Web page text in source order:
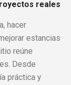
reales
hacer
estancias
reúne
Desde
práctica y